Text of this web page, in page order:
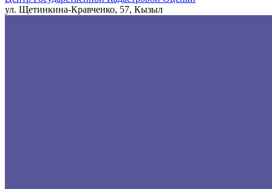
ул. Щетинкина-Кравченко, 57, Кызыл